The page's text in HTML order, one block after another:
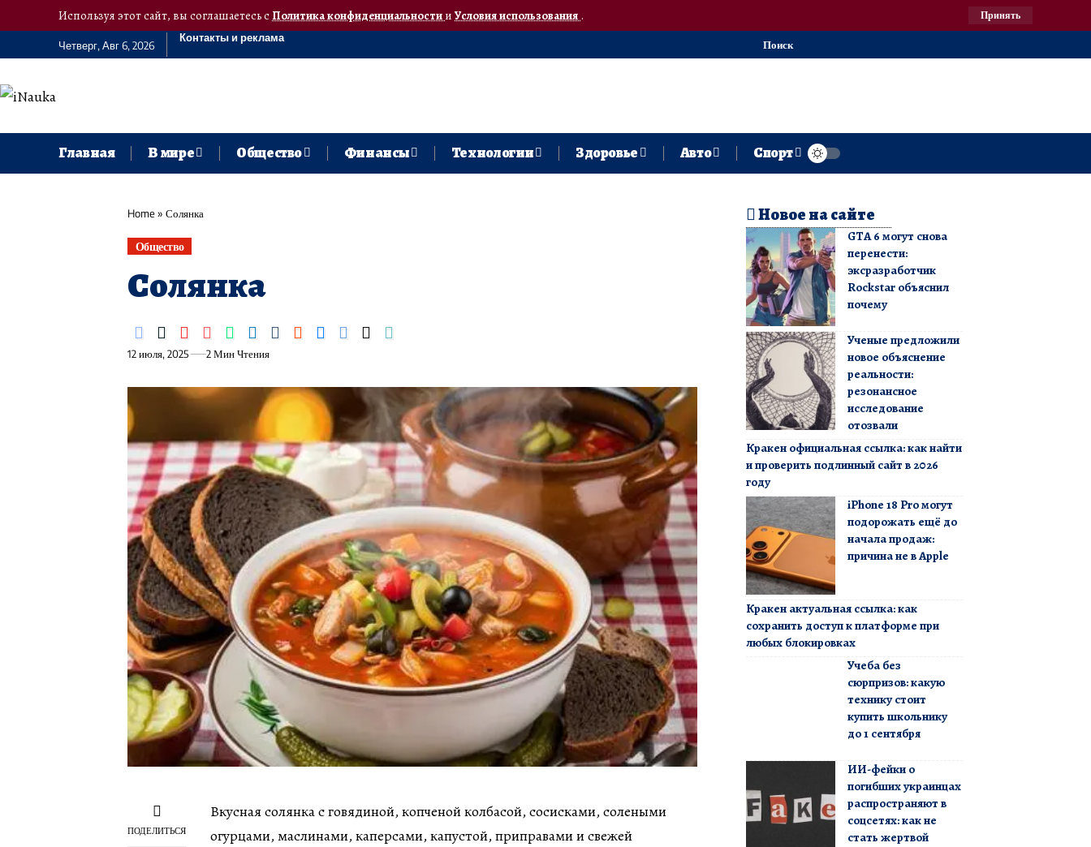
Используя этот сайт, вы соглашаетесь сПолитика конфиденциальностии Условия использования. Принять
Четверг, Авг 6, 2026
Контакты и реклама
Поиск
Главная В мире Общество Финансы Технологии Здоровье Авто Спорт
Home» Солянка
Общество
Солянка
12 июля, 2025 2 Мин Чтения
ПОДЕЛИТЬСЯ
Вкусная солянка с говядиной, копченой колбасой, сосисками, солеными
огурцами, маслинами, каперсами, капустой, приправами и свежей
Новое на сайте
GTA 6 могут снова
перенести:
эксразработчик
Rockstar объяснил
почему
Ученые предложили
новое объяснение
реальности:
резонансное
исследование
отозвали
Кракен официальная ссылка: как найти
и проверить подлинный сайт в 2026
году
iPhone 18 Pro могут
подорожать ещё до
начала продаж:
причина не в Apple
Кракен актуальная ссылка: как
сохранить доступ к платформе при
любых блокировках
Учеба без
сюрпризов: какую
технику стоит
купить школьнику
до 1 сентября
ИИ-фейки о
погибших украинцах
распространяют в
соцсетях: как не
стать жертвой